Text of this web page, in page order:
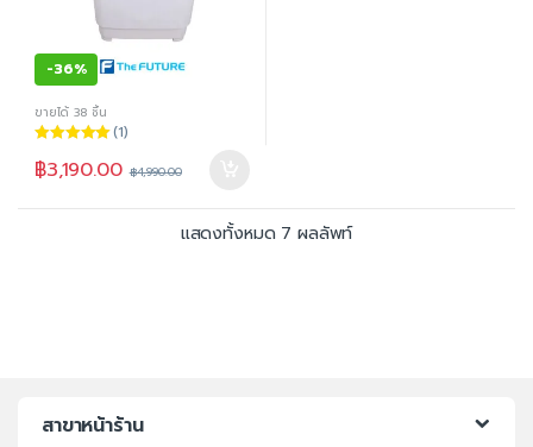
-36%
ขายได้ 38 ชิ้น
5.00 ตั้งแต่ 1-
5 คะแนน
(1)
฿3,190.00 ฿4,990.00
แสดงทั้งหมด 7 ผลลัพท์
สาขาหน้าร้าน